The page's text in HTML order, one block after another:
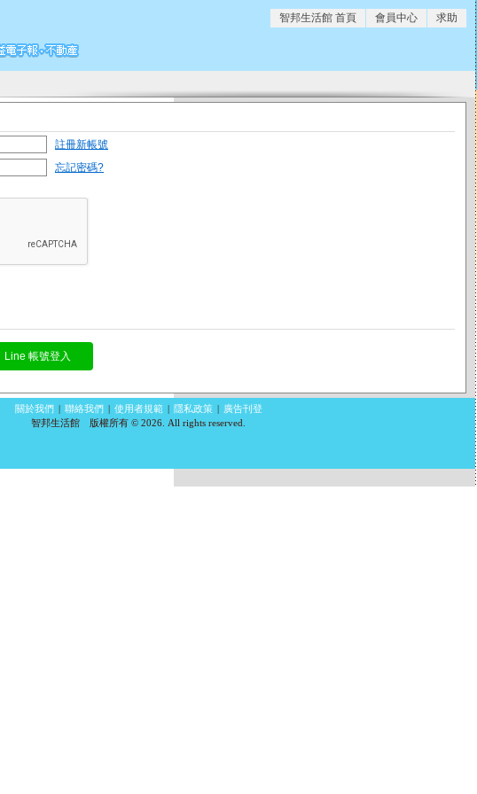
求助
會員中心
智邦生活館 首頁
註冊新帳號
忘記密碼?
Line 帳號登入
關於我們 | 聯絡我們 | 使用者規範 | 隱私政策 | 廣告刊登
智邦生活館 版權所有 © 2026. All rights reserved.